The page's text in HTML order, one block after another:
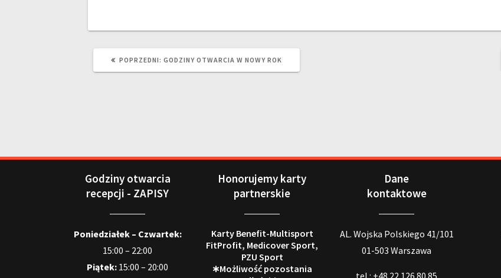
POPRZEDNI: GODZINY OTWARCIA W NOWY ROK
Godziny otwarcia
recepcji - ZAPISY
Poniedziałek – Czwartek:
15:00 – 22:00
Piątek: 15:00 – 20:00
Honorujemy karty
partnerskie
Karty Benefit-Multisport
FitProfit, Medicover Sport,
PZU Sport
∗Możliwość pozostania
Dane
kontaktowe
AL. Wojska Polskiego 41/101
01-503 Warszawa
tel.: +48 22 126 80 85